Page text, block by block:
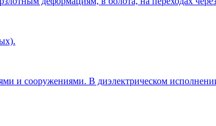
и сооружениями. В диэлектрическом